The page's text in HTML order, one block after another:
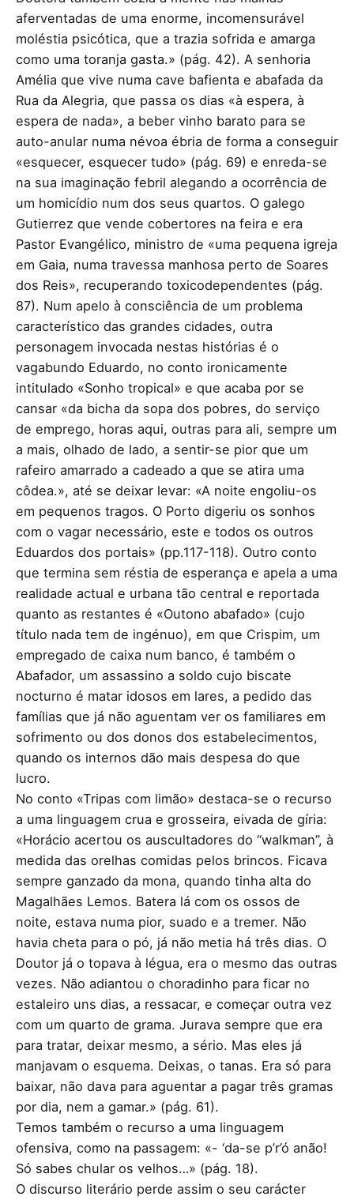
aferventadas de uma enorme, incomensurável
moléstia psicótica, que a trazia sofrida e amarga
como uma toranja gasta.» (pág. 42). A senhoria
Amélia que vive numa cave bafienta e abafada da
Rua da Alegria, que passa os dias «à espera, à
espera de nada», a beber vinho barato para se
auto-anular numa névoa ébria de forma a conseguir
«esquecer, esquecer tudo» (pág. 69) e enreda-se
na sua imaginação febril alegando a ocorrência de
um homicídio num dos seus quartos. O galego
Gutierrez que vende cobertores na feira e era
Pastor Evangélico, ministro de «uma pequena igreja
em Gaia, numa travessa manhosa perto de Soares
dos Reis», recuperando toxicodependentes (pág.
87). Num apelo à consciência de um problema
característico das grandes cidades, outra
personagem invocada nestas histórias é o
vagabundo Eduardo, no conto ironicamente
intitulado «Sonho tropical» e que acaba por se
cansar «da bicha da sopa dos pobres, do serviço
de emprego, horas aqui, outras para ali, sempre um
a mais, olhado de lado, a sentir-se pior que um
rafeiro amarrado a cadeado a que se atira uma
côdea.», até se deixar levar: «A noite engoliu-os
em pequenos tragos. O Porto digeriu os sonhos
com o vagar necessário, este e todos os outros
Eduardos dos portais» (pp.117-118). Outro conto
que termina sem réstia de esperança e apela a uma
realidade actual e urbana tão central e reportada
quanto as restantes é «Outono abafado» (cujo
título nada tem de ingénuo), em que Crispim, um
empregado de caixa num banco, é também o
Abafador, um assassino a soldo cujo biscate
nocturno é matar idosos em lares, a pedido das
famílias que já não aguentam ver os familiares em
sofrimento ou dos donos dos estabelecimentos,
quando os internos dão mais despesa do que
lucro.
No conto «Tripas com limão» destaca-se o recurso
a uma linguagem crua e grosseira, eivada de gíria:
«Horácio acertou os auscultadores do “walkman”, à
medida das orelhas comidas pelos brincos. Ficava
sempre ganzado da mona, quando tinha alta do
Magalhães Lemos. Batera lá com os ossos de
noite, estava numa pior, suado e a tremer. Não
havia cheta para o pó, já não metia há três dias. O
Doutor já o topava à légua, era o mesmo das outras
vezes. Não adiantou o choradinho para ficar no
estaleiro uns dias, a ressacar, e começar outra vez
com um quarto de grama. Jurava sempre que era
para tratar, deixar mesmo, a sério. Mas eles já
manjavam o esquema. Deixas, o tanas. Era só para
baixar, não dava para aguentar a pagar três gramas
por dia, nem a gamar.» (pág. 61).
Temos também o recurso a uma linguagem
ofensiva, como na passagem: «- ‘da-se p’r’ó anão!
Só sabes chular os velhos…» (pág. 18).
O discurso literário perde assim o seu carácter